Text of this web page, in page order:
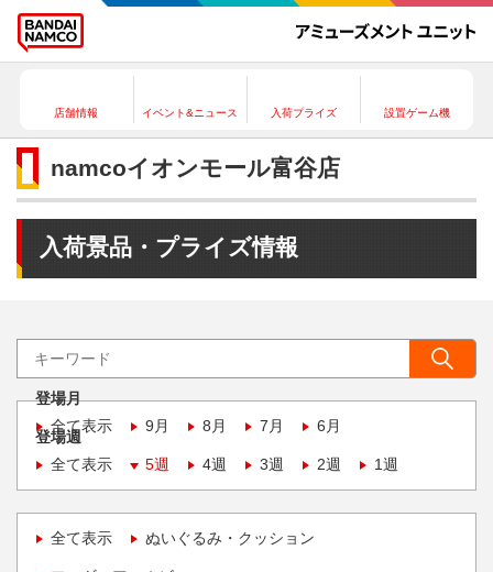
店舗情報 イベント&ニュース 入荷プライズ 設置ゲーム機
namcoイオンモール富谷店
入荷景品・プライズ情報
登場月
全て表示
9月 8月 7月 6月
登場週
全て表示
5週 4週 3週 2週 1週
全て表示 ぬいぐるみ・クッション